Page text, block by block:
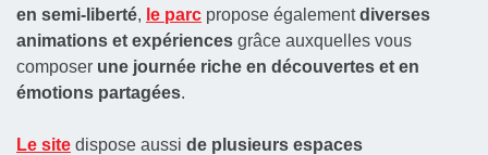
en semi-liberté, le parc propose égalementdiverses
animations et expériences grâce auxquelles vous
composer une journée riche en découvertes et en
émotions partagées.
Le site dispose aussi de plusieurs espaces